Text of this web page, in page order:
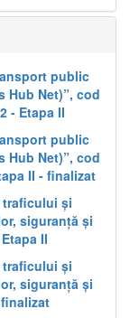
public
Hub Net)”, cod
- Etapa II
public
Hub Net)”, cod
II - finalizat
traficului și
siguranță și
II
traficului și
siguranță și